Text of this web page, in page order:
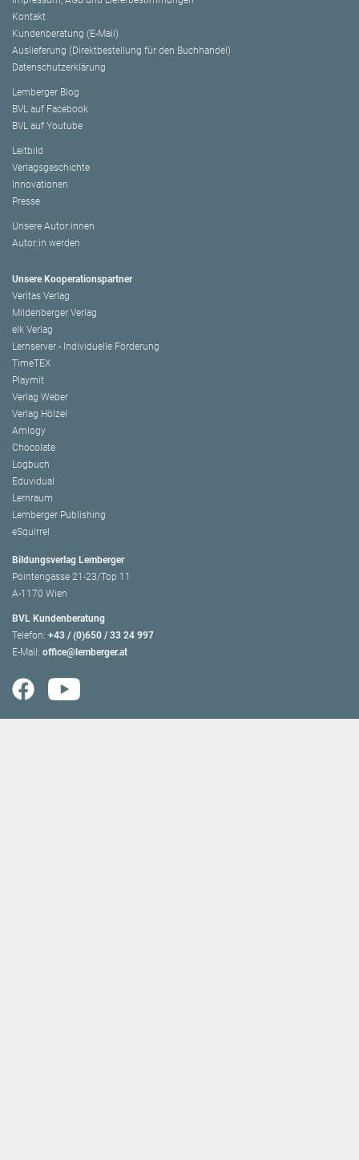
Kontakt
Kundenberatung (E-Mail)
Auslieferung (Direktbestellung für den Buchhandel)
Datenschutzerklärung
Lemberger Blog
BVL auf Facebook
BVL auf Youtube
Leitbild
Verlagsgeschichte
Innovationen
Presse
Unsere Autor:innen
Autor:in werden
Unsere Kooperationspartner
Veritas Verlag
Mildenberger Verlag
elk Verlag
Lernserver - Individuelle Förderung
TimeTEX
Playmit
Verlag Weber
Verlag Hölzel
Amlogy
Chocolate
Logbuch
Eduvidual
Lernraum
Lemberger Publishing
eSquirrel
Bildungsverlag Lemberger
Pointengasse 21-23/Top 11
A-1170 Wien
BVL Kundenberatung
Telefon: +43 / (0)650 / 33 24 997
E-Mail: office@lemberger.at